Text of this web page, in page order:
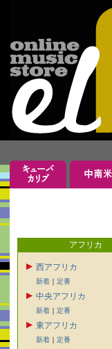
アフリカ
西アフリカ
新着 ｜ 定番
中央アフリカ
新着 ｜ 定番
東アフリカ
新着 ｜ 定番